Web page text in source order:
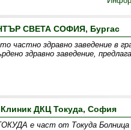
СВЕТА СОФИЯ, Бургас
здравно заведение в
здравно заведение,
ДКЦ Токуда, София
е част от Токуда Болница